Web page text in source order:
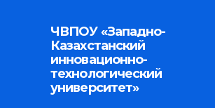
ЧВПОУ «Западно-
Казахстанский
инновационно-
технологический
университет»